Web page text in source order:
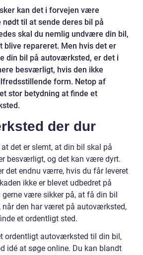
kan det i forvejen være
til at sende deres bil på
skal du nemlig undvære din bil,
blive repareret. Men hvis det er
din bil på autoværksted, er det i
besværligt, hvis den ikke
form. Netop af
stor betydning at finde et
der dur
det er slemt, at din bil skal på
besværligt, og det kan være dyrt.
det endnu værre, hvis du får leveret
ikke er blevet udbedret på
være sikker på, at få din bil
når den har været på autoværksted,
et ordentligt sted.
ordentligt autoværksted til din bil,
idé at søge online. Du kan blandt